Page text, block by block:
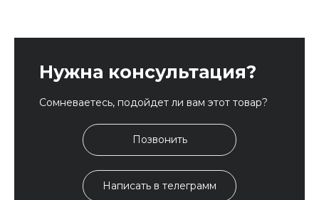
Нужна консультация?
Сомневаетесь, подойдет ли вам этот товар?
Позвонить
Написать в телеграмм